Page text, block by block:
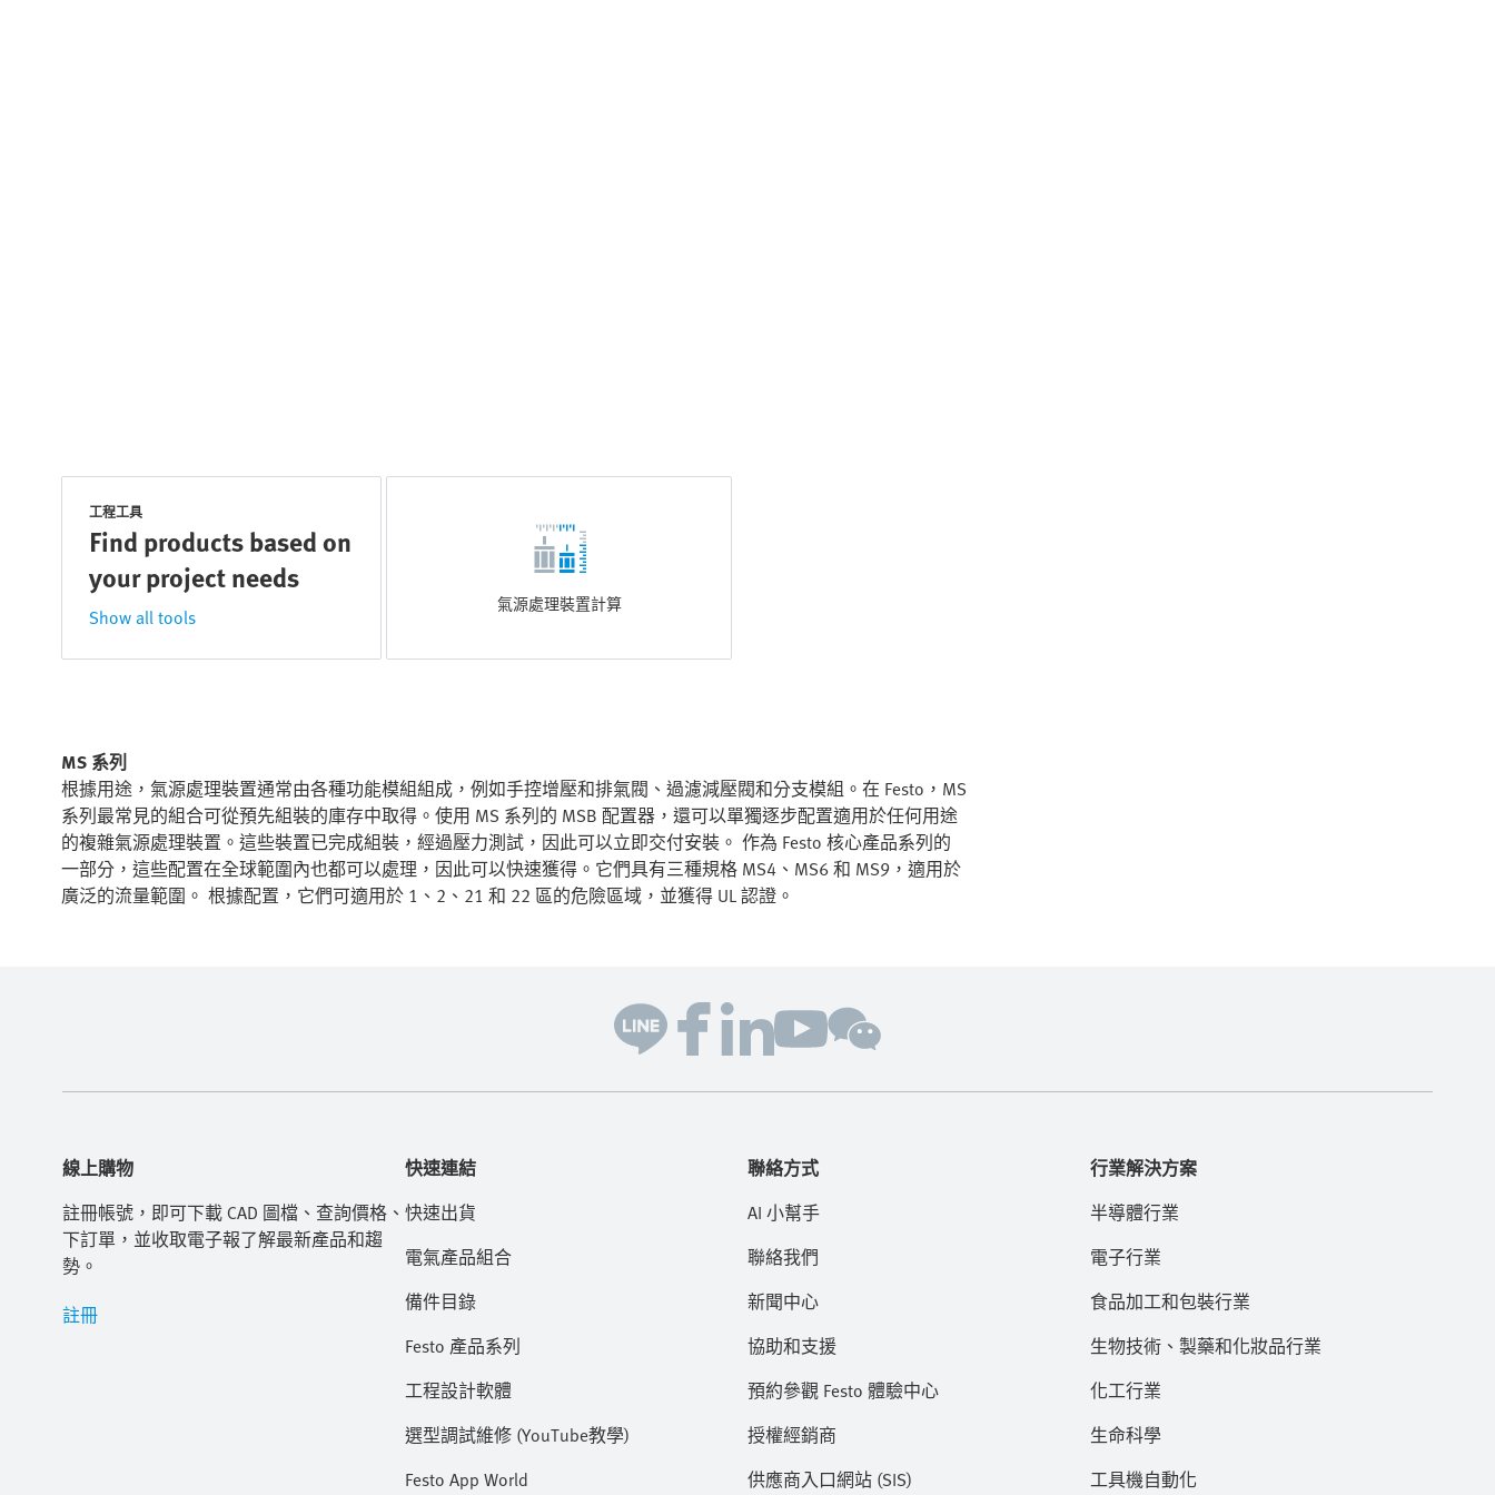
工程工具
Find products based on
your project needs
Show all tools
氣源處理裝置計算
MS 系列
根據用途，氣源處理裝置通常由各種功能模組組成，例如手控增壓和排氣閥、過濾減壓閥和分支模組。在 Festo，MS
系列最常見的組合可從預先組裝的庫存中取得。使用 MS 系列的 MSB 配置器，還可以單獨逐步配置適用於任何用途
的複雜氣源處理裝置。這些裝置已完成組裝，經過壓力測試，因此可以立即交付安裝。 作為 Festo 核心產品系列的
一部分，這些配置在全球範圍內也都可以處理，因此可以快速獲得。它們具有三種規格 MS4、MS6 和 MS9，適用於
廣泛的流量範圍。 根據配置，它們可適用於 1、2、21 和 22 區的危險區域，並獲得 UL 認證。
線上購物
註冊帳號，即可下載 CAD 圖檔、查詢價格、
下訂單，並收取電子報了解最新產品和趨
勢。
註冊
快速連結
快速出貨
電氣產品組合
備件目錄
Festo 產品系列
工程設計軟體
選型調試維修 (YouTube教學)
Festo App World
聯絡方式
AI 小幫手
聯絡我們
新聞中心
協助和支援
預約參觀 Festo 體驗中心
授權經銷商
供應商入口網站 (SIS)
行業解決方案
半導體行業
電子行業
食品加工和包裝行業
生物技術、製藥和化妝品行業
化工行業
生命科學
工具機自動化